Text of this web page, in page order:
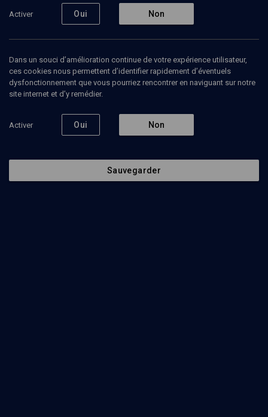
homme juif ?
Nationalisme,
cosmopolitisme, sionisme
Activer Oui Non
Dans un souci d’amélioration continue de votre expérience utilisateur,
ces cookies nous permettent d’identifier rapidement d’éventuels
dysfonctionnement que vous pourriez rencontrer en naviguant sur notre
site internet et d’y remédier.
Activer Oui Non
Sauvegarder